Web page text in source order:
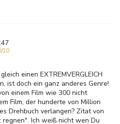
10
einen EXTREMVERGLEICH
ist doch ein ganz anderes Genre!
einem Film wie 300 nicht
Film, der hunderte von Million
Drehbuch verlangen? Zitat von
Ich weiß nicht wen Du